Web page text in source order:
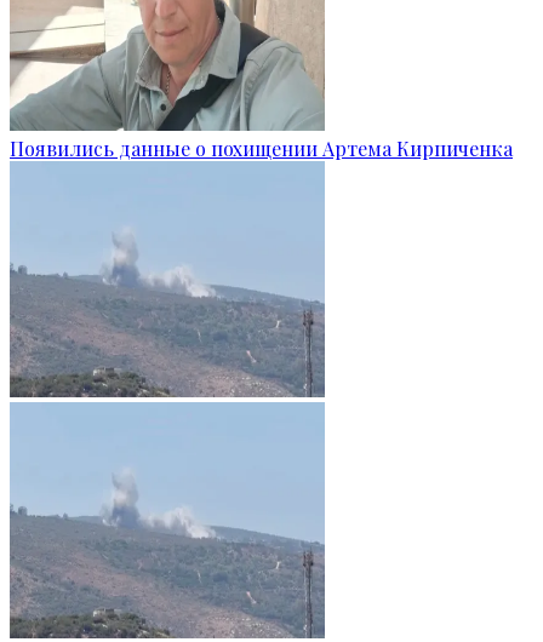
Появились данные о похищении Артема Кирпиченка